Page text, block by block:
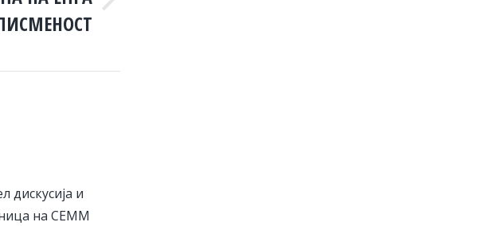
дискусија и
на СЕММ